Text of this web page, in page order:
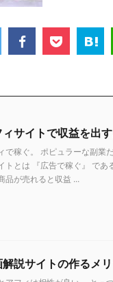
サイトで収益を出す
で稼ぐ。 ポピュラーな副業
トとは 『広告で稼ぐ』 で
品が売れると収益 ...
説サイトの作るメ